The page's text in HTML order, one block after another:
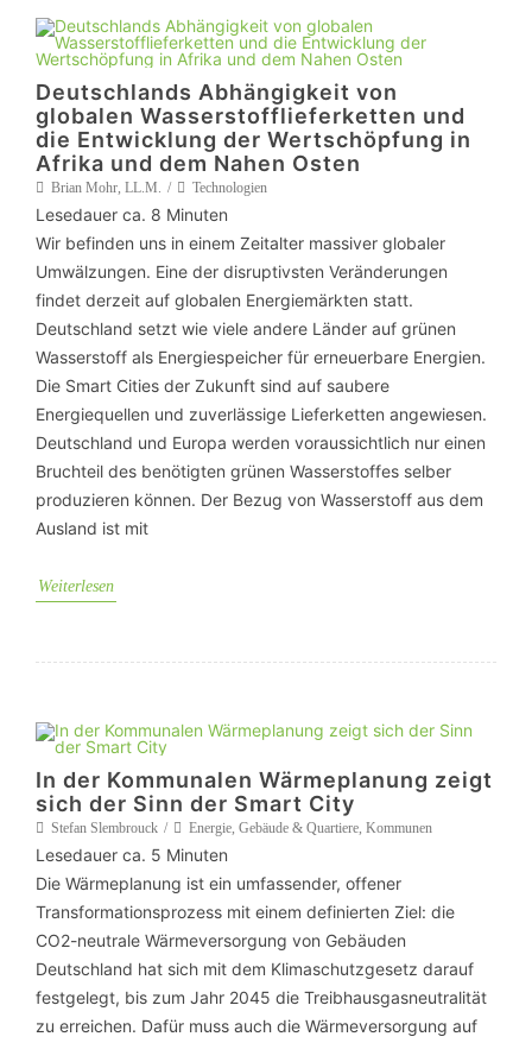
Deutschlands Abhängigkeit von
globalen Wasserstofflieferketten und
die Entwicklung der Wertschöpfung in
Afrika und dem Nahen Osten
Brian Mohr, LL.M. Technologien
Lesedauer ca. 8 Minuten
Wir befinden uns in einem Zeitalter massiver globaler
Umwälzungen. Eine der disruptivsten Veränderungen
findet derzeit auf globalen Energiemärkten statt.
Deutschland setzt wie viele andere Länder auf grünen
Wasserstoff als Energiespeicher für erneuerbare Energien.
Die Smart Cities der Zukunft sind auf saubere
Energiequellen und zuverlässige Lieferketten angewiesen.
Deutschland und Europa werden voraussichtlich nur einen
Bruchteil des benötigten grünen Wasserstoffes selber
produzieren können. Der Bezug von Wasserstoff aus dem
Ausland ist mit
Weiterlesen
In der Kommunalen Wärmeplanung zeigt
sich der Sinn der Smart City
Stefan Slembrouck Energie, Gebäude & Quartiere, Kommunen
Lesedauer ca. 5 Minuten
Die Wärmeplanung ist ein umfassender, offener
Transformationsprozess mit einem definierten Ziel: die
CO2-neutrale Wärmeversorgung von Gebäuden
Deutschland hat sich mit dem Klimaschutzgesetz darauf
festgelegt, bis zum Jahr 2045 die Treibhausgasneutralität
zu erreichen. Dafür muss auch die Wärmeversorgung auf